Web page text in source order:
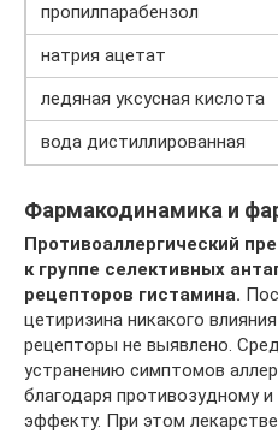
пропилпарабензол
натрия ацетат
ледяная уксусная кислота
вода дистиллированная
Фармакодинамика и
Противоаллергический
к группе селективных
рецепторов гистамина.
цетиризина никакого
рецепторы не выявлено.
устранению симптомов
благодаря противозудному
эффекту. При этом